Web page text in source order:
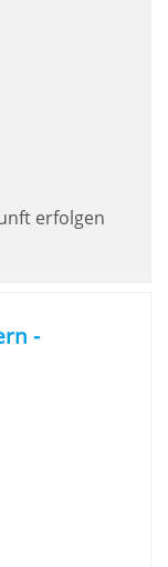
erfolgen
-